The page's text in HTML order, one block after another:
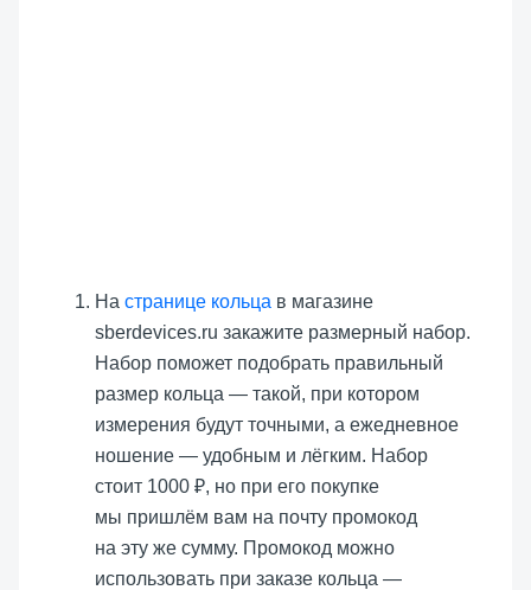
На странице кольца в магазине
sberdevices.ru закажите размерный набор.
Набор поможет подобрать правильный
размер кольца — такой, при котором
измерения будут точными, а ежедневное
ношение — удобным и лёгким. Набор
стоит 1000 ₽, но при его покупке
мы пришлём вам на почту промокод
на эту же сумму. Промокод можно
использовать при заказе кольца —